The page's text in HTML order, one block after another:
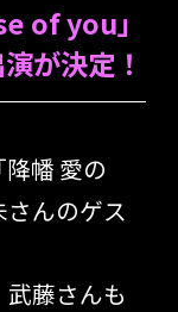
of you」
が決定！
幡 愛の
さんのゲス
武藤さんも